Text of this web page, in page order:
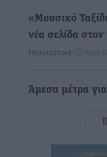
«Μουσικό
νέα σελίδα στον
Πολιτιστικά πριν
Άμεσα μέτρα
ανακοίνωσε ο